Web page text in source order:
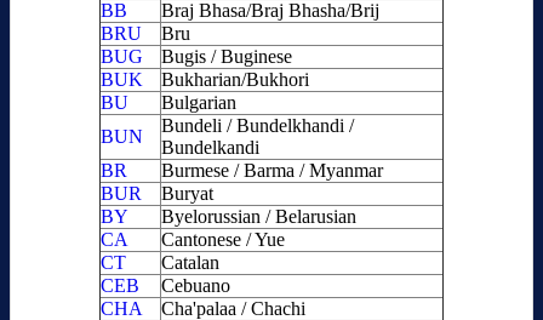
BB
Braj Bhasa/Braj Bhasha/Brij
BRU
Bru
BUG
Bugis / Buginese
BUK
Bukharian/Bukhori
BU
Bulgarian
BUN
Bundeli / Bundelkhandi /
Bundelkandi
BR
Burmese / Barma / Myanmar
BUR
Buryat
BY
Byelorussian / Belarusian
CA
Cantonese / Yue
CT
Catalan
CEB
Cebuano
CHA
Cha'palaa / Chachi